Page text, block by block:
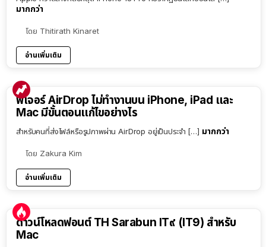
มากกว่า
โดย Thitirath Kinaret
อ่านเพิ่มเติม
ฟีเจอร์ AirDrop ไม่ทำงานบน iPhone, iPad และ
Mac มีขั้นตอนแก้ไขอย่างไร
สำหรับคนที่ส่งไฟล์หรือรูปภาพผ่าน AirDrop อยู่เป็นประจำ […] มากกว่า
โดย Zakura Kim
อ่านเพิ่มเติม
ดาวน์โหลดฟอนต์ TH Sarabun IT๙ (IT9) สำหรับ
Mac